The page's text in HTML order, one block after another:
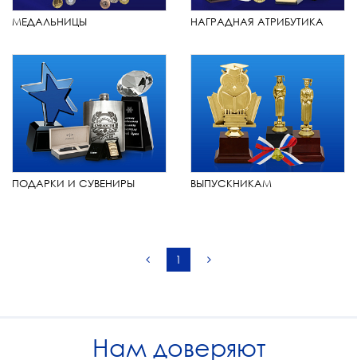
МЕДАЛЬНИЦЫ НАГРАДНАЯ АТРИБУТИКА
ПОДАРКИ И СУВЕНИРЫ ВЫПУСКНИКАМ
1
Нам доверяют